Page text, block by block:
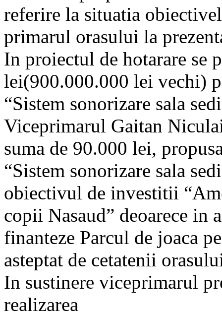
referire la situatia
primarul orasului la
In proiectul de hotarare se
lei(900.000.000 lei vechi)
“Sistem sonorizare sala
Viceprimarul Gaitan
suma de 90.000 lei,
“Sistem sonorizare sala
obiectivul de investitii
copii Nasaud” deoarece in
finanteze Parcul de joaca
asteptat de cetatenii
In sustinere viceprimarul
realizarea